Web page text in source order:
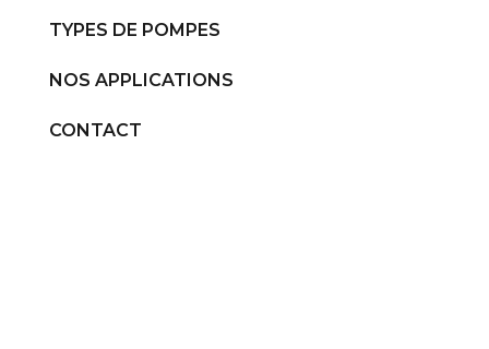
TYPES DE POMPES
NOS APPLICATIONS
CONTACT